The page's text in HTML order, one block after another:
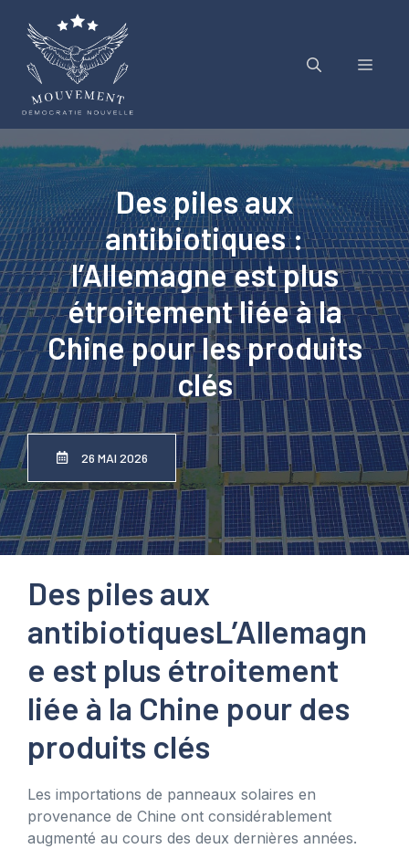
contenu
Menu
Des piles aux
antibiotiques :
l’Allemagne est plus
étroitement liée à la
Chine pour les produits
clés
26 MAI 2026
Des piles aux
antibiotiquesL’Allemagn
e est plus étroitement
liée à la Chine pour des
produits clés
Les importations de panneaux solaires en
provenance de Chine ont considérablement
augmenté au cours des deux dernières années.